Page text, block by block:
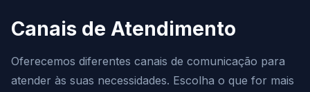
Canais de Atendimento
Oferecemos diferentes canais de comunicação para
atender às suas necessidades. Escolha o que for mais